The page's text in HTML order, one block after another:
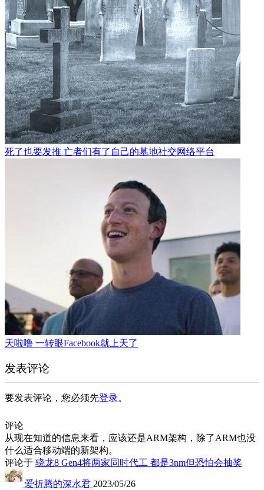
死了也要发推 亡者们有了自己的墓地社交网络平台
天啦噜 一转眼Facebook就上天了
发表评论
要发表评论，您必须先登录。
评论
从现在知道的信息来看，应该还是ARM架构，除了ARM也没
什么适合移动端的新架构。
评论于 骁龙8 Gen4将两家同时代工 都是3nm但恐怕会抽奖
爱折腾的深水君 2023/05/26